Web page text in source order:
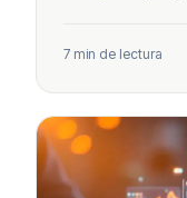
7 min de lectura